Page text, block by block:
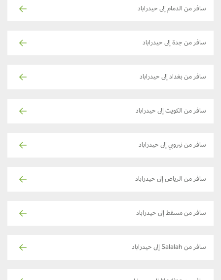
سافر من الدمام إلى حيدراباد
سافر من جدة إلى حيدراباد
سافر من بغداد إلى حيدراباد
سافر من الكويت إلى حيدراباد
سافر من نيروبي إلى حيدراباد
سافر من الرياض إلى حيدراباد
سافر من مسقط إلى حيدراباد
سافر من Salalah إلى حيدراباد